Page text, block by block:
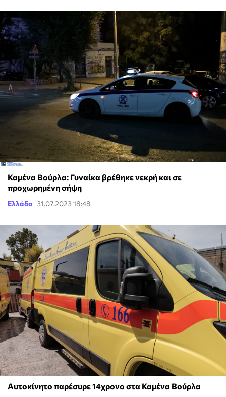
Καμένα Βούρλα: Γυναίκα βρέθηκε νεκρή και σε
προχωρημένη σήψη
Ελλάδα 31.07.2023 18:48
Αυτοκίνητο παρέσυρε 14χρονο στα Καμένα Βούρλα